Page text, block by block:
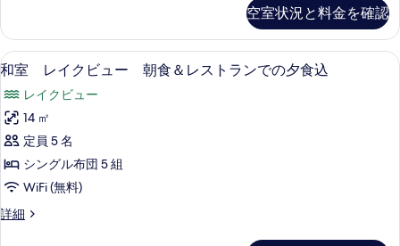
示
す
る
ー
付
の
す
べ
て
の
真
ナ
ー
付
の
詳
細
食
込
の
す
べ
て
の
写
真
ク
ビ
ュ
朝
食
込
の
詳
細
空室状況と料金を確認
和
レ
イ
ク
ビ
ー
4
和室 レイクビュー 朝食＆レストランでの夕食込
レイクビュー
14 ㎡
定員 5 名
シングル布団 5 組
WiFi (無料)
詳細
和